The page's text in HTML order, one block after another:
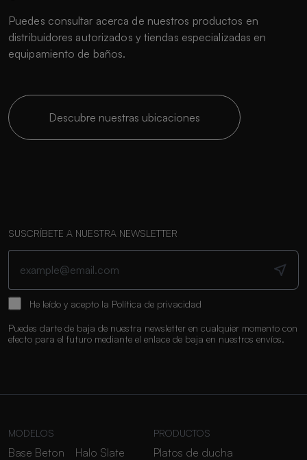
Puedes consultar acerca de nuestros productos en
distribuidores autorizados y tiendas especializadas en
equipamiento de baños.
Descubre nuestras ubicaciones
SUSCRÍBETE A NUESTRA NEWSLETTER
He leído y acepto la Política de privacidad
Puedes darte de baja de nuestra newsletter en cualquier momento con
efecto para el futuro mediante el enlace de baja en nuestros envíos.
MODELOS
Base Beton
Halo Slate
PRODUCTOS
Platos de ducha